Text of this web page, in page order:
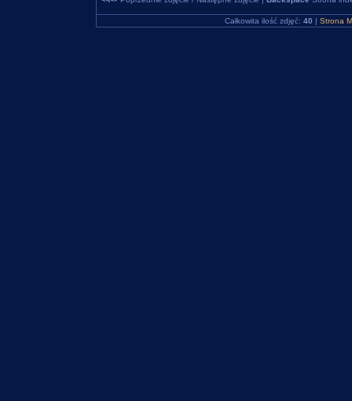
Całkowita ilość zdjęć: 40 | Strona